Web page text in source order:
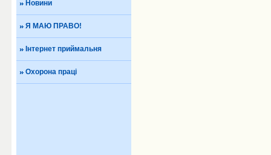
Новини
Я МАЮ ПРАВО!
Інтернет приймальня
Охорона праці